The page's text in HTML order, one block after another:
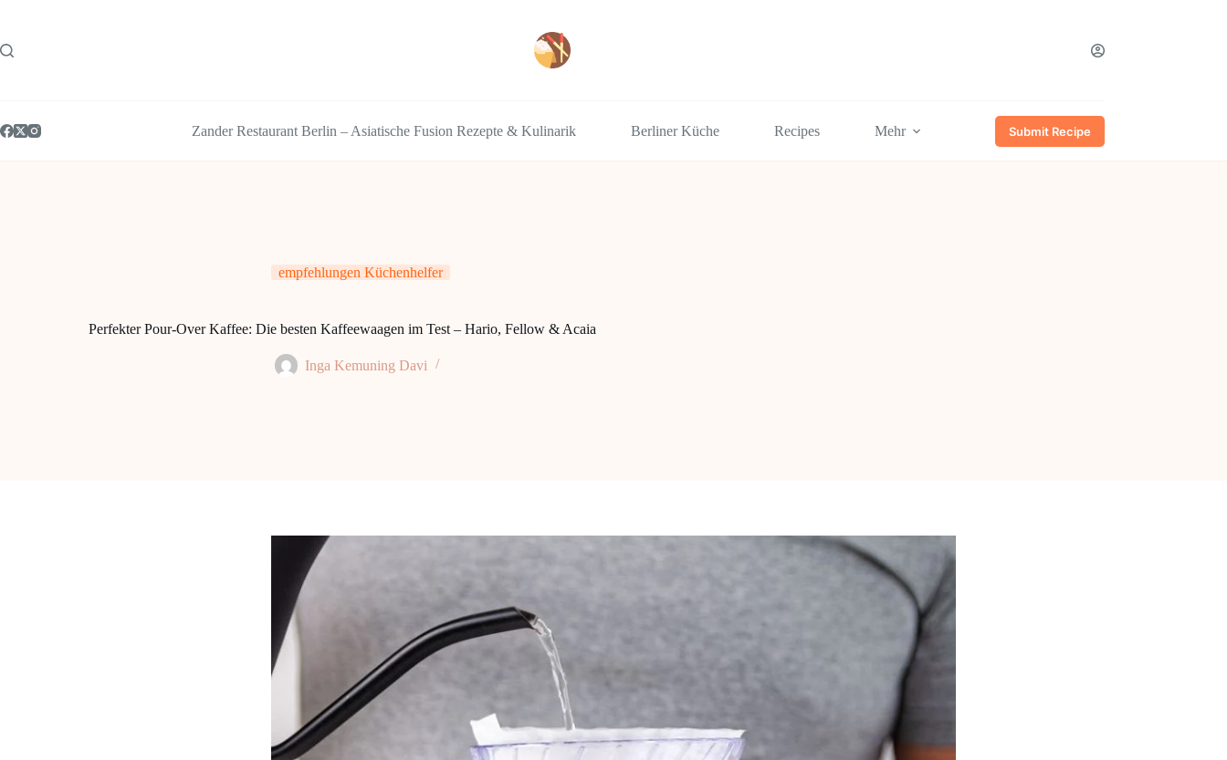
Zander Restaurant Berlin – Asiatische Fusion Rezepte & Kulinarik Berliner Küche Recipes Mehr Submit Recipe
empfehlungen Küchenhelfer
Perfekter Pour-Over Kaffee: Die besten Kaffeewaagen im Test – Hario, Fellow & Acaia
Inga Kemuning Davi